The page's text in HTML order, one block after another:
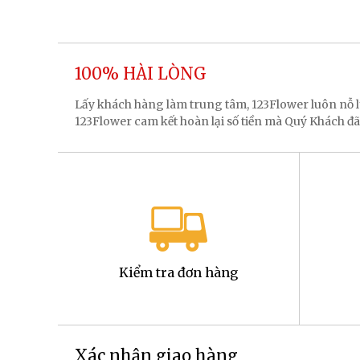
100% HÀI LÒNG
Lấy khách hàng làm trung tâm, 123Flower luôn nỗ
123Flower cam kết hoàn lại số tiền mà Quý Khách
Kiểm tra đơn hàng
Xác nhận giao hàng